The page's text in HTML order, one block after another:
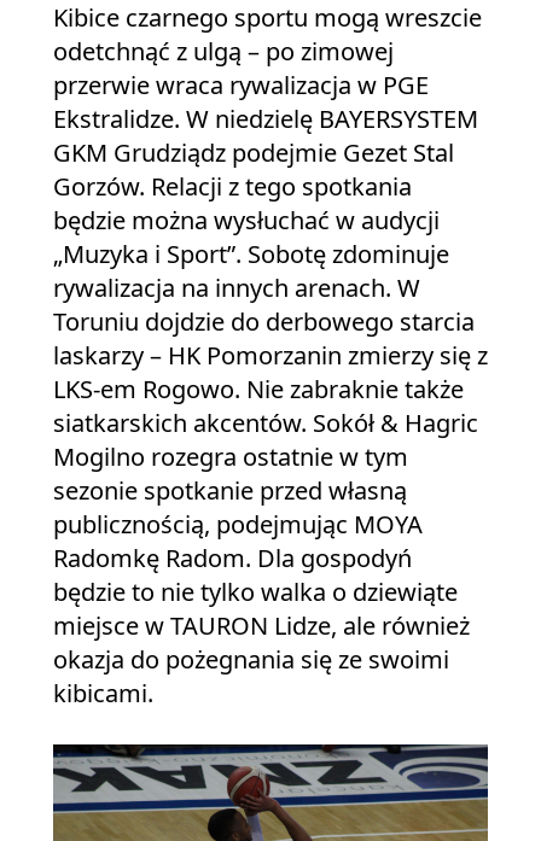
Kibice czarnego sportu mogą wreszcie
odetchnąć z ulgą – po zimowej
przerwie wraca rywalizacja w PGE
Ekstralidze. W niedzielę BAYERSYSTEM
GKM Grudziądz podejmie Gezet Stal
Gorzów. Relacji z tego spotkania
będzie można wysłuchać w audycji
„Muzyka i Sport”. Sobotę zdominuje
rywalizacja na innych arenach. W
Toruniu dojdzie do derbowego starcia
laskarzy – HK Pomorzanin zmierzy się z
LKS-em Rogowo. Nie zabraknie także
siatkarskich akcentów. Sokół & Hagric
Mogilno rozegra ostatnie w tym
sezonie spotkanie przed własną
publicznością, podejmując MOYA
Radomkę Radom. Dla gospodyń
będzie to nie tylko walka o dziewiąte
miejsce w TAURON Lidze, ale również
okazja do pożegnania się ze swoimi
kibicami.